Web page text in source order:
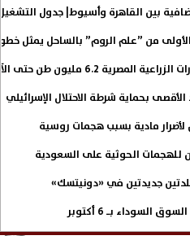
بين القاهرة وأسيوط| جدول
الأولى من ”علم الروم” بالساحل يمثل
6.2 مليون طن حتى الآن
بحماية شرطة الاحتلال الإسرائيلي
مادية بسبب هجمات روسية
للهجمات الحوثية على السعودية
جديدتين في «دونيتسك»